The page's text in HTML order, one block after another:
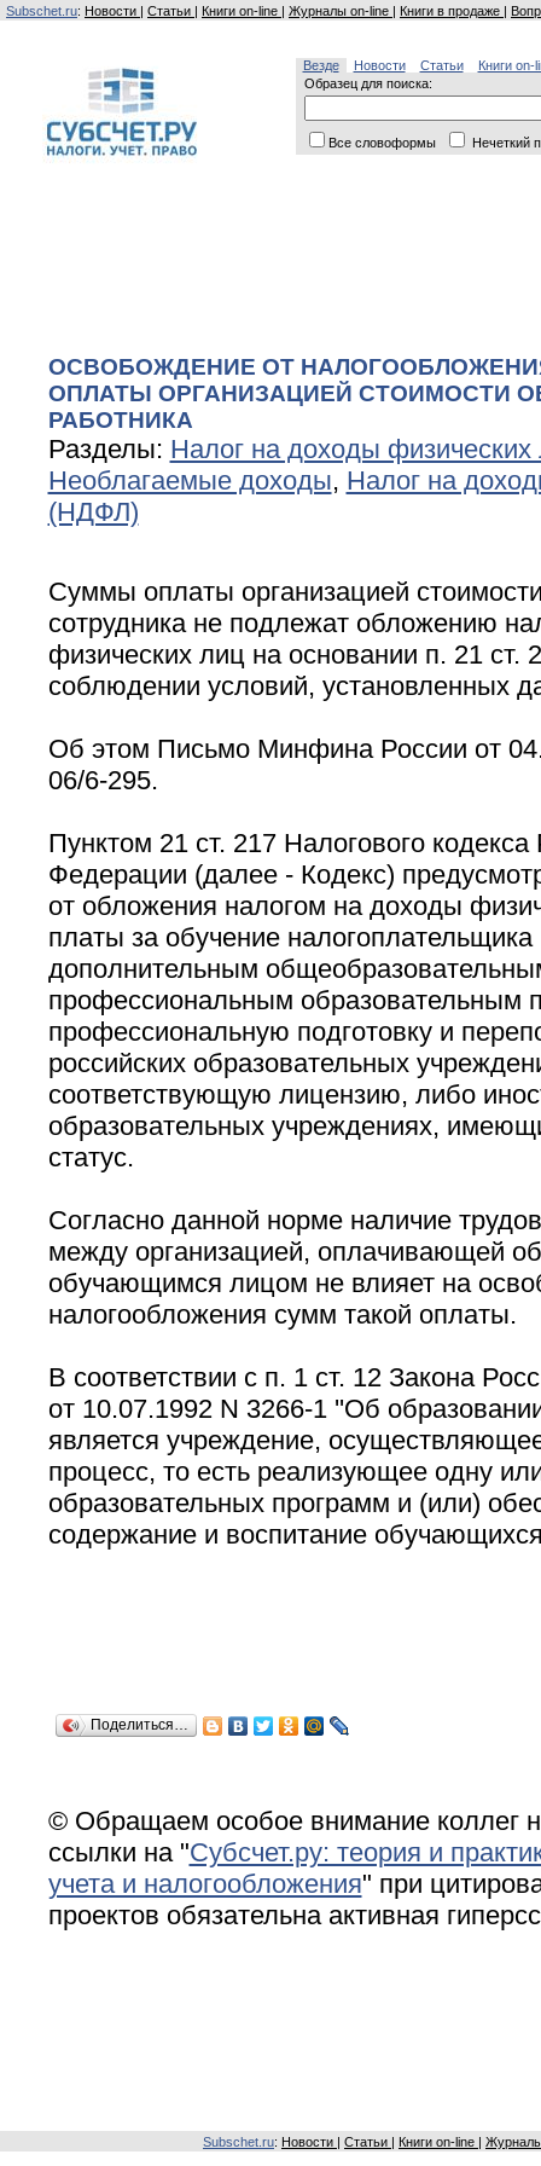
Subschet.ru: Новости | Статьи | Книги on-line | Журналы on-line | Книги в продаже |
Везде Новости Статьи
Книги on-
Образец для поиска:
Все словоформы Нечеткий
ОСВОБОЖДЕНИЕ ОТ
ОПЛАТЫ ОРГАНИЗАЦИЕЙ СТОИМОСТИ
РАБОТНИКА
Разделы: Налог на доходы физических
Необлагаемые доходы, Налог на
(НДФЛ)
Суммы оплаты организацией
сотрудника не подлежат обложению
физических лиц на основании п. 21
соблюдении условий, установленных
Об этом Письмо Минфина России от
06/6-295.
Пунктом 21 ст. 217 Налогового кодекса
Федерации (далее - Кодекс)
от обложения налогом на доходы
платы за обучение
дополнительным
профессиональным образовательным
профессиональную подготовку и
российских образовательных
соответствующую лицензию, либо
образовательных учреждениях,
статус.
Согласно данной норме наличие
между организацией, оплачивающей
обучающимся лицом не влияет на
налогообложения сумм такой оплаты.
В соответствии с п. 1 ст. 12 Закона
от 10.07.1992 N 3266-1 ''Об
является учреждение,
процесс, то есть реализующее одну
образовательных программ и (или)
содержание и воспитание
Поделиться…
© Обращаем особое внимание коллег
ссылки на "Субсчет.ру: теория и
учета и налогообложения" при
проектов обязательна активная
Subschet.ru: Новости Статьи Книги on-line